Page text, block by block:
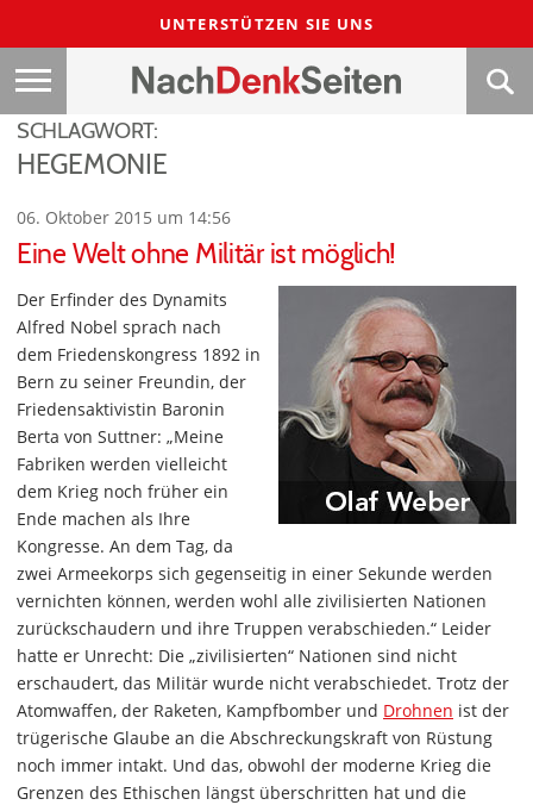
UNTERSTÜTZEN SIE UNS
SCHLAGWORT:
HEGEMONIE
06. Oktober 2015 um 14:56
Eine Welt ohne Militär ist möglich!
Der Erfinder des Dynamits
Alfred Nobel sprach nach
dem Friedenskongress 1892 in
Bern zu seiner Freundin, der
Friedensaktivistin Baronin
Berta von Suttner: „Meine
Fabriken werden vielleicht
dem Krieg noch früher ein
Ende machen als Ihre
Kongresse. An dem Tag, da
zwei Armeekorps sich gegenseitig in einer Sekunde werden
vernichten können, werden wohl alle zivilisierten Nationen
zurückschaudern und ihre Truppen verabschieden.“ Leider
hatte er Unrecht: Die „zivilisierten“ Nationen sind nicht
erschaudert, das Militär wurde nicht verabschiedet. Trotz der
Atomwaffen, der Raketen, Kampfbomber und Drohnen ist der
trügerische Glaube an die Abschreckungskraft von Rüstung
noch immer intakt. Und das, obwohl der moderne Krieg die
Grenzen des Ethischen längst überschritten hat und die